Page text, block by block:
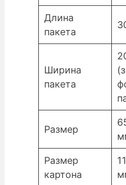
Длина
пакета
Ширина
пакета
Размер
Размер
картона